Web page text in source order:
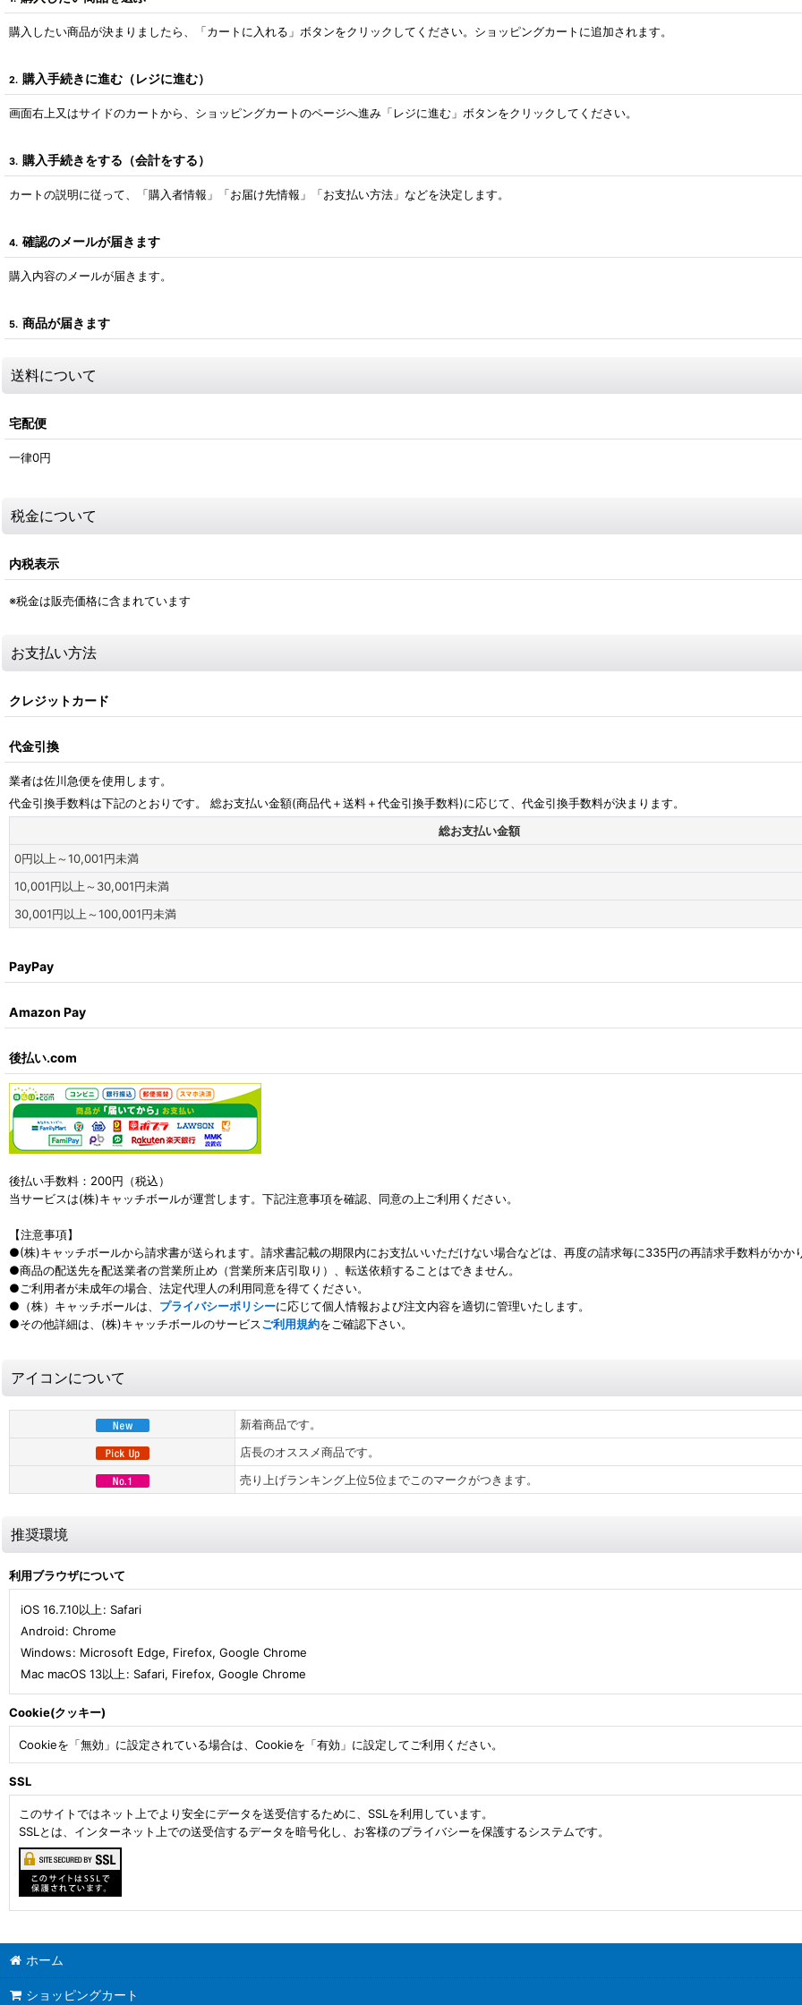
購入したい商品が決まりましたら、「カートに入れる」ボタンをクリックしてください。ショッピングカートに追加されます。
2. 購入手続きに進む（レジに進む）
画面右上又はサイドのカートから、ショッピングカートのページへ進み「レジに進む」ボタンをクリックしてください。
3. 購入手続きをする（会計をする）
カートの説明に従って、「購入者情報」「お届け先情報」「お支払い方法」などを決定します。
4. 確認のメールが届きます
購入内容のメールが届きます。
5. 商品が届きます
送料について
宅配便
一律0円
税金について
内税表示
※税金は販売価格に含まれています
お支払い方法
クレジットカード
代金引換
業者は佐川急便を使用します。
代金引換手数料は下記のとおりです。 総お支払い金額(商品代＋送料＋代金引換手数料)に応じて、代金引換手数料が決まります。
総お支払い金額
0円以上～10,001円未満
10,001円以上～30,001円未満
30,001円以上～100,001円未満
PayPay
Amazon Pay
後払い.com
後払い手数料：200円（税込）
当サービスは(株)キャッチボールが運営します。下記注意事項を確認、同意の上ご利用ください。
【注意事項】
●(株)キャッチボールから請求書が送られます。請求書記載の期限内にお支払いいただけない場合などは、再度の請求毎に335円の再請求手数料がかか
●商品の配送先を配送業者の営業所止め（営業所来店引取り）、転送依頼することはできません。
●ご利用者が未成年の場合、法定代理人の利用同意を得てください。
●（株）キャッチボールは、 プライバシーポリシーに応じて個人情報および注文内容を適切に管理いたします。
●その他詳細は、(株)キャッチボールのサービスご利用規約をご確認下さい。
アイコンについて
新着商品です。
店長のオススメ商品です。
売り上げランキング上位5位までこのマークがつきます。
推奨環境
利用ブラウザについて
iOS 16.7.10以上: Safari
Android: Chrome
Windows: Microsoft Edge, Firefox, Google Chrome
Mac macOS 13以上: Safari, Firefox, Google Chrome
Cookie(クッキー)
Cookieを「無効」に設定されている場合は、Cookieを「有効」に設定してご利用ください。
SSL
このサイトではネット上でより安全にデータを送受信するために、SSLを利用しています。
SSLとは、インターネット上での送受信するデータを暗号化し、お客様のプライバシーを保護するシステムです。
ホーム
ショッピングカート